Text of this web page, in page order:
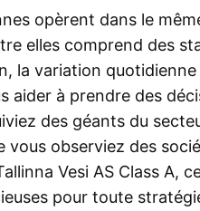
opèrent dans le
elles comprend des
la variation
aider à prendre des
des géants du
vous observiez des
Vesi AS Class A,
pour toute